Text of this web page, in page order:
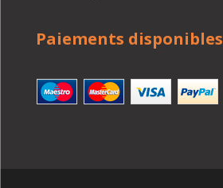
Paiements disponibles